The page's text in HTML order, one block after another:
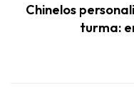
Chinelos
turma: